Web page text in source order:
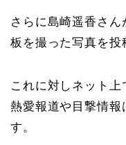
さらに島崎遥香さ
板を撮った写真を投
これに対しネット
熱愛報道や目撃情報
す。